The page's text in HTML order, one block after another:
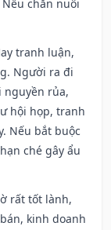
chăn nuôi
tranh luận,
Người ra đi
nguyền rủa,
hội họp, tranh
Nếu bắt buộc
ché gây ẩu
rất tốt lành,
kinh doanh